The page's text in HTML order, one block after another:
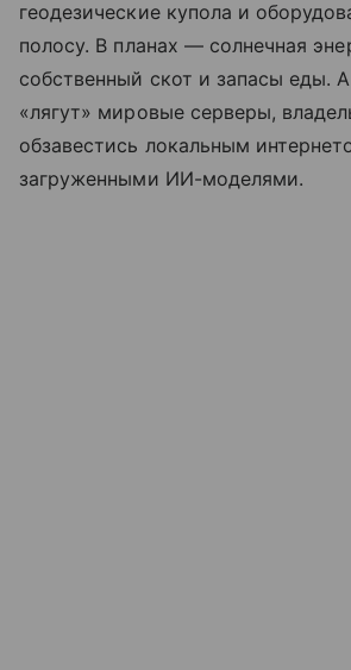
геодезические купола и
полосу. В планах — солнечная
собственный скот и запасы еды.
«лягут» мировые серверы,
обзавестись локальным
загруженными ИИ-моделями.